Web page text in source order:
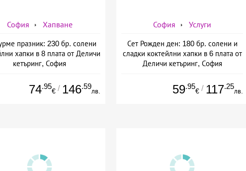
София Хапване
празник: 230 бр. солени
хапки в 8 плата от Деличи
кетъринг, София
74.95
€ / 146.59
лв.
София Услуги
Сет Рожден ден: 180 бр. солени и
сладки коктейлни хапки в 6 плата от
Деличи кетъринг, София
59.95
€ / 117.25
лв.